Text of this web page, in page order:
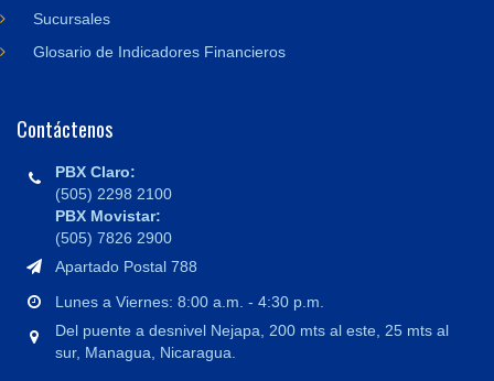
Sucursales
Glosario de Indicadores Financieros
Contáctenos
PBX Claro:
(505) 2298 2100
PBX Movistar:
(505) 7826 2900
Apartado Postal 788
Lunes a Viernes: 8:00 a.m. - 4:30 p.m.
Del puente a desnivel Nejapa, 200 mts al este, 25 mts al
sur, Managua, Nicaragua.